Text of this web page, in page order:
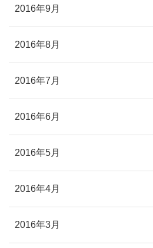
2016年9月
2016年8月
2016年7月
2016年6月
2016年5月
2016年4月
2016年3月